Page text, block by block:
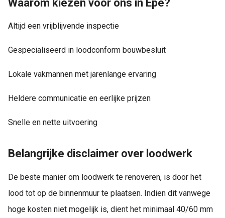
Waarom kiezen voor ons in Epe?
Altijd een vrijblijvende inspectie
Gespecialiseerd in loodconform bouwbesluit
Lokale vakmannen met jarenlange ervaring
Heldere communicatie en eerlijke prijzen
Snelle en nette uitvoering
Belangrijke disclaimer over loodwerk
De beste manier om loodwerk te renoveren, is door het
lood tot op de binnenmuur te plaatsen. Indien dit vanwege
hoge kosten niet mogelijk is, dient het minimaal 40/60 mm